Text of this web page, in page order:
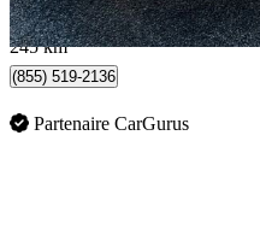
Burnaby, BC
245 km
(855) 519-2136
Partenaire CarGurus